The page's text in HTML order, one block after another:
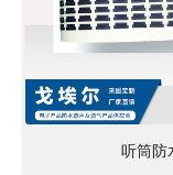
听筒防